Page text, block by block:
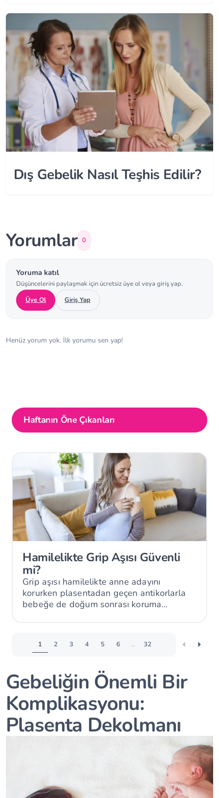
Dış Gebelik Nasıl Teşhis Edilir?
Yorumlar 0
Yoruma katıl
Düşüncelerini paylaşmak için ücretsiz üye ol veya giriş yap.
Üye Ol
Giriş Yap
Henüz yorum yok. İlk yorumu sen yap!
Haftanın Öne Çıkanları
Hamilelikte Grip Aşısı Güvenli
mi?
Grip aşısı hamilelikte anne adayını
korurken plasentadan geçen antikorlarla
bebeğe de doğum sonrası koruma
1 2 3 4 5 6 ... 32
Gebeliğin Önemli Bir
Komplikasyonu:
Plasenta Dekolmanı